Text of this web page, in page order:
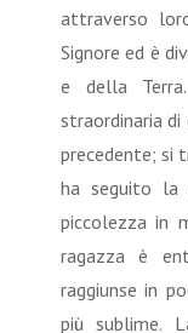
attraverso
Signore ed è
e della
straordinaria
precedente; si
ha seguito la
piccolezza in
ragazza è
raggiunse in
più sublime.